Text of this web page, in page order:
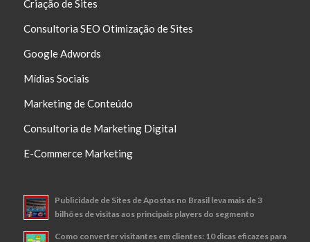
Criação de Sites
Consultoria SEO Otimização de Sites
Google Adwords
Mídias Sociais
Marketing de Conteúdo
Consultoria de Marketing Digital
E-Commerce Marketing
Publicidade de Sites de Apostas no Brasil leva mais de 3
bilhões de visitas aos principais players do segmento
Como converter visitantes em clientes: 10 dicas eficazes para